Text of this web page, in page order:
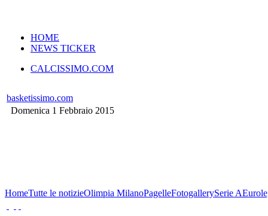
HOME
NEWS TICKER
CALCISSIMO.COM
basketissimo.com
Domenica 1 Febbraio 2015
HomeTutte le notizieOlimpia MilanoPagelleFotogallerySerie A